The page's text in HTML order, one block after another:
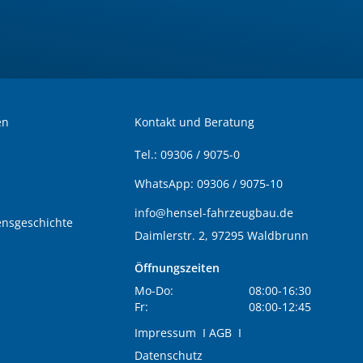
Kontakt und Beratung
Tel.:09306 / 9075-0
WhatsApp:09306 / 9075-10
info@hensel-fahrzeugbau.de
Daimlerstr. 2, 97295 Waldbrunn
Öffnungszeiten
Mo-Do:
08:00-16:30
Fr:
08:00-12:45
Impressum IAGB I
Datenschutz